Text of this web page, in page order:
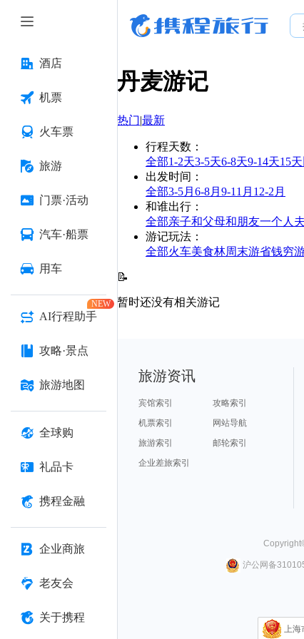
酒店
机票
火车票
旅游
门票·活动
汽车·船票
用车
AI行程助手
NEW
攻略·景点
旅游地图
全球购
礼品卡
携程金融
企业商旅
老友会
关于携程
丹麦游记
热门|最新
行程天数 ：
全部1-2天3-5天6-8天9-14天15
出发时间 ：
全部3-5月 6-8月 9-11月 12-2月
和谁出行 ：
全部亲子和父母和朋友一个人
游记玩法 ：
全部火车美食林周末游省钱穷
📝
暂时还没有相关游记
旅游资讯
宾馆索引
攻略索引
机票索引
网站导航
旅游索引
邮轮索引
企业差旅索引
沪公网备
上海